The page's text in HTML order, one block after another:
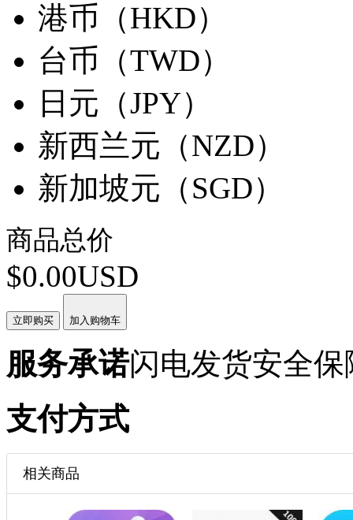
港币（HKD）
台币（TWD）
日元（JPY）
新西兰元（NZD）
新加坡元（SGD）
商品总价
$0.00USD
立即购买 加入购物车
服务承诺闪电发货安全保
支付方式
相关商品